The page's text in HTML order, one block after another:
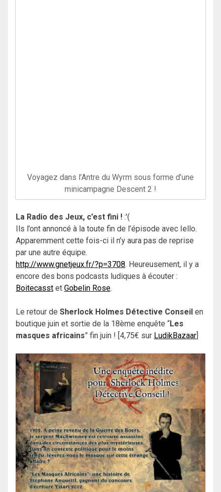
Voyagez dans l’Antre du Wyrm sous forme d’une
minicampagne Descent 2 !
La Radio des Jeux, c’est fini ! :'(
Ils l’ont annoncé à la toute fin de l’épisode avec Iello.
Apparemment cette fois-ci il n’y aura pas de reprise
par une autre équipe.
http://www.gnetjeux.fr/?p=3708. Heureusement, il y a
encore des bons podcasts ludiques à écouter :
Boitecasst et Gobelin Rose.
Le retour de Sherlock Holmes Détective Conseil en
boutique juin et sortie de la 18ème enquête “Les
masques africains” fin juin ! [4,75€ sur LudikBazaar